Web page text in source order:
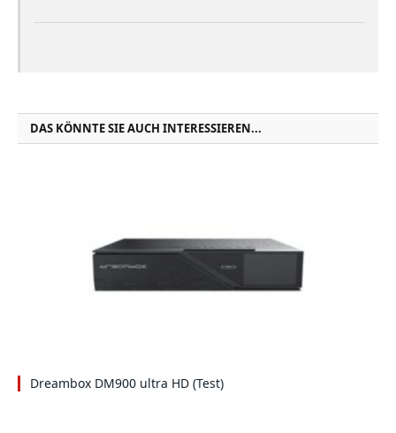
DAS KÖNNTE SIE AUCH INTERESSIEREN...
Dreambox DM900 ultra HD (Test)